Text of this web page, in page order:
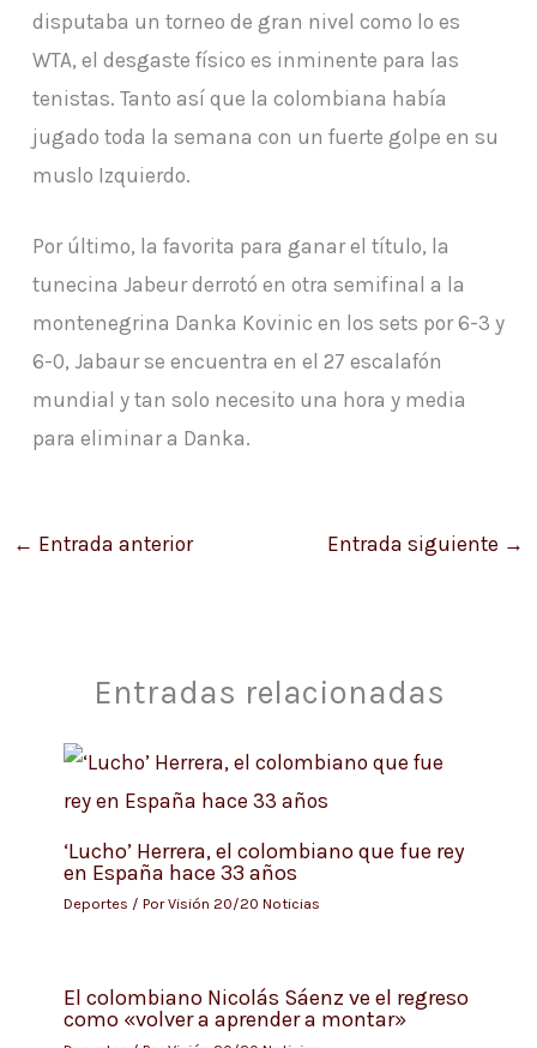
disputaba un torneo de gran nivel como lo es
WTA, el desgaste físico es inminente para las
tenistas. Tanto así que la colombiana había
jugado toda la semana con un fuerte golpe en su
muslo Izquierdo.
Por último, la favorita para ganar el título, la
tunecina Jabeur derrotó en otra semifinal a la
montenegrina Danka Kovinic en los sets por 6-3 y
6-0, Jabaur se encuentra en el 27 escalafón
mundial y tan solo necesito una hora y media
para eliminar a Danka.
← Entrada anterior Entrada siguiente →
Entradas relacionadas
‘Lucho’ Herrera, el colombiano que fue rey
en España hace 33 años
Deportes / PorVisión 20/20 Noticias
El colombiano Nicolás Sáenz ve el regreso
como «volver a aprender a montar»